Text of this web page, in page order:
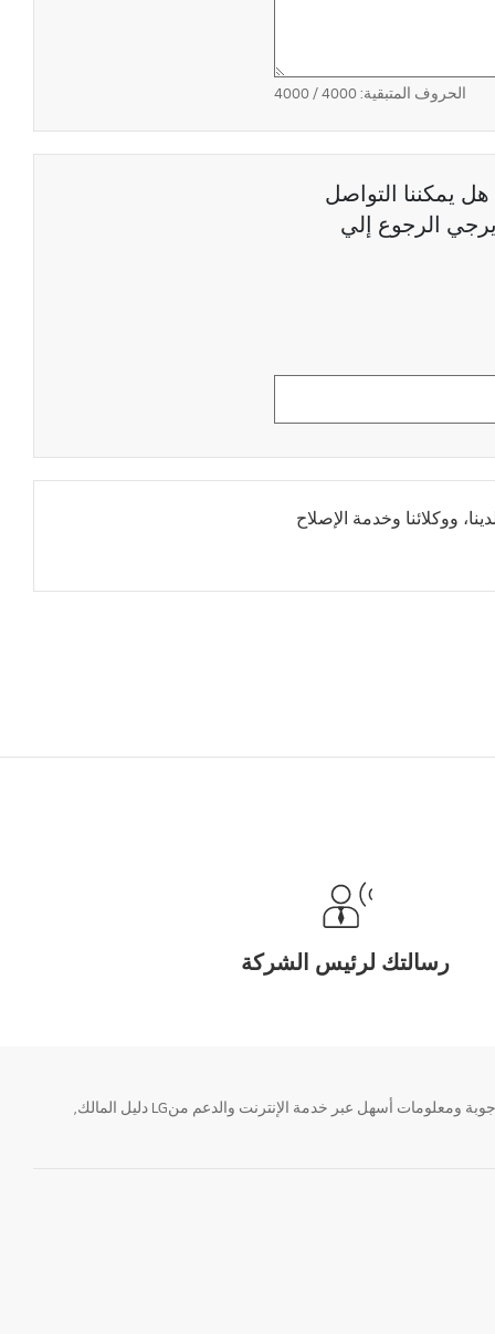
الحروف المتبقية:4000
/ 4000
يمكننا التواصل
الرجوع إلي
ووكلائنا وخدمة الإصلاح
رسالتك لرئيس الشركة
تحتاج معلومة؟ او لديك سؤال ؟ يمكننا المساعدة. سواء كنت فى حاجة الى حجز منتجك او التواصل مع احد ممثلى دعم LG أو الحصول على خدمة صيانة. إيجاد أجوبة ومعلومات أسهل عبر خدمة الإنترنت والدعم منLG دليل المالك,